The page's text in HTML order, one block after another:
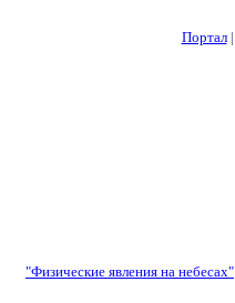
Портал|
"Физические явления на небесах"